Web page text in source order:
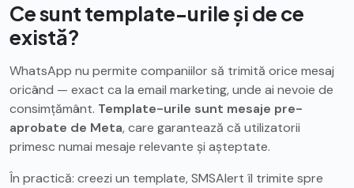
Ce sunt template-urile și de ce
există?
WhatsApp nu permite companiilor să trimită orice mesaj
oricând — exact ca la email marketing, unde ai nevoie de
consimțământ. Template-urile sunt mesaje pre-
aprobate de Meta, care garantează că utilizatorii
primesc numai mesaje relevante și așteptate.
În practică: creezi un template, SMSAlert îl trimite spre